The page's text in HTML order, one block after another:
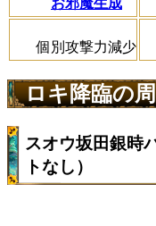
個別攻撃力減少
ロキ降臨の
スオウ坂田銀時
トなし）